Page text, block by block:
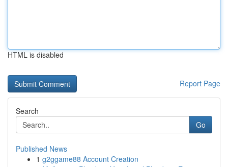
HTML is disabled
Report Page
Search
Go
Published News
1 g2ggame88 Account Creation